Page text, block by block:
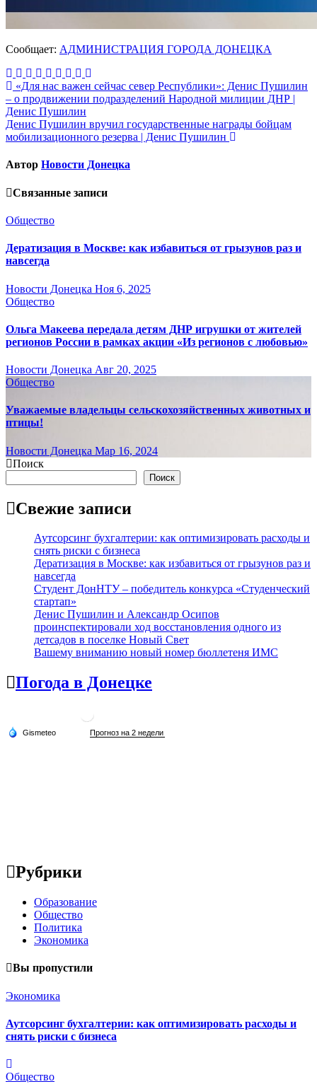
Сообщает: АДМИНИСТРАЦИЯ ГОРОДА ДОНЕЦКА
Навигация
по
записям
«Для нас важен сейчас север Республики»: Денис Пушилин
– о продвижении подразделений Народной милиции ДНР |
Денис Пушилин
Денис Пушилин вручил государственные награды бойцам
мобилизационного резерва | Денис Пушилин
Автор Новости Донецка
Связанные записи
Общество
Дератизация в Москве: как избавиться от грызунов раз и
навсегда
Новости Донецка Ноя 6, 2025
Общество
Ольга Макеева передала детям ДНР игрушки от жителей
регионов России в рамках акции «Из регионов с любовью»
Новости Донецка Авг 20, 2025
Общество
Уважаемые владельцы сельскохозяйственных животных и
птицы!
Новости Донецка Мар 16, 2024
Поиск
Поиск
Свежие записи
Аутсорсинг бухгалтерии: как оптимизировать расходы и
снять риски с бизнеса
Дератизация в Москве: как избавиться от грызунов раз и
навсегда
Студент ДонНТУ – победитель конкурса «Студенческий
стартап»
Денис Пушилин и Александр Осипов
проинспектировали ход восстановления одного из
детсадов в поселке Новый Свет
Вашему вниманию новый номер бюллетеня ИМС
Погода в Донецке
Рубрики
Образование
Общество
Политика
Экономика
Вы пропустили
Экономика
Аутсорсинг бухгалтерии: как оптимизировать расходы и
снять риски с бизнеса
Общество